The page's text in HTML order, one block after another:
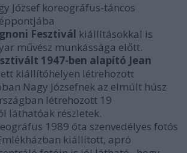
József koreográfus-táncos
Fesztivál kiállításokkal is
művész munkássága előtt.
1947-ben alapító Jean
kiállítóhelyen létrehozott
Nagy Józsefnek az elmúlt húsz
létrehozott 19
láthatóak részletek.
1989 óta szenvedélyes fotós
kiállított, apró